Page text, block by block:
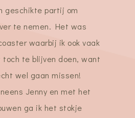
geschikte partij om
te nemen. Het was
waarbij ik ook vaak
te blijven doen, want
wel gaan missen!
Jenny en met het
ga ik het stokje